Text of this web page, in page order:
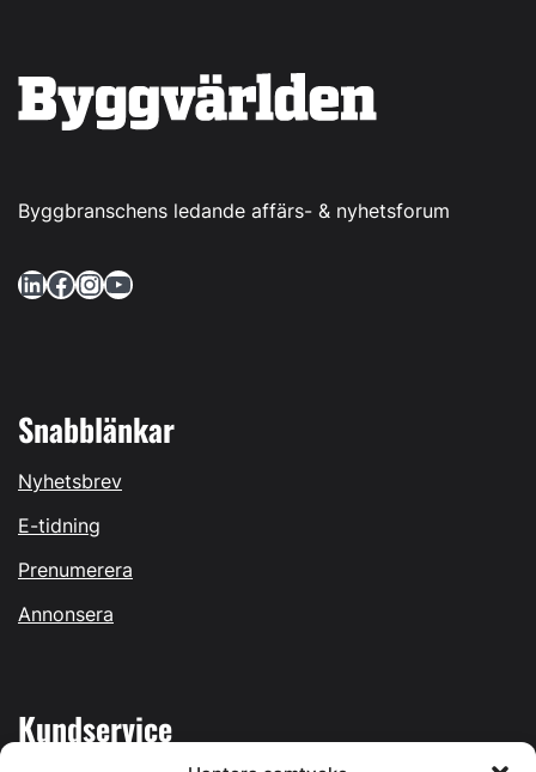
Byggbranschens ledande affärs- & nyhetsforum
LinkedIn Facebook InstagramYouTube
Snabblänkar
Nyhetsbrev
E-tidning
Prenumerera
Annonsera
Kundservice